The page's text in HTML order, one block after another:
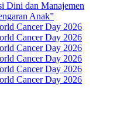
Dini dan Manajemen
Anak”
Cancer Day 2026
Cancer Day 2026
Cancer Day 2026
Cancer Day 2026
Cancer Day 2026
Cancer Day 2026